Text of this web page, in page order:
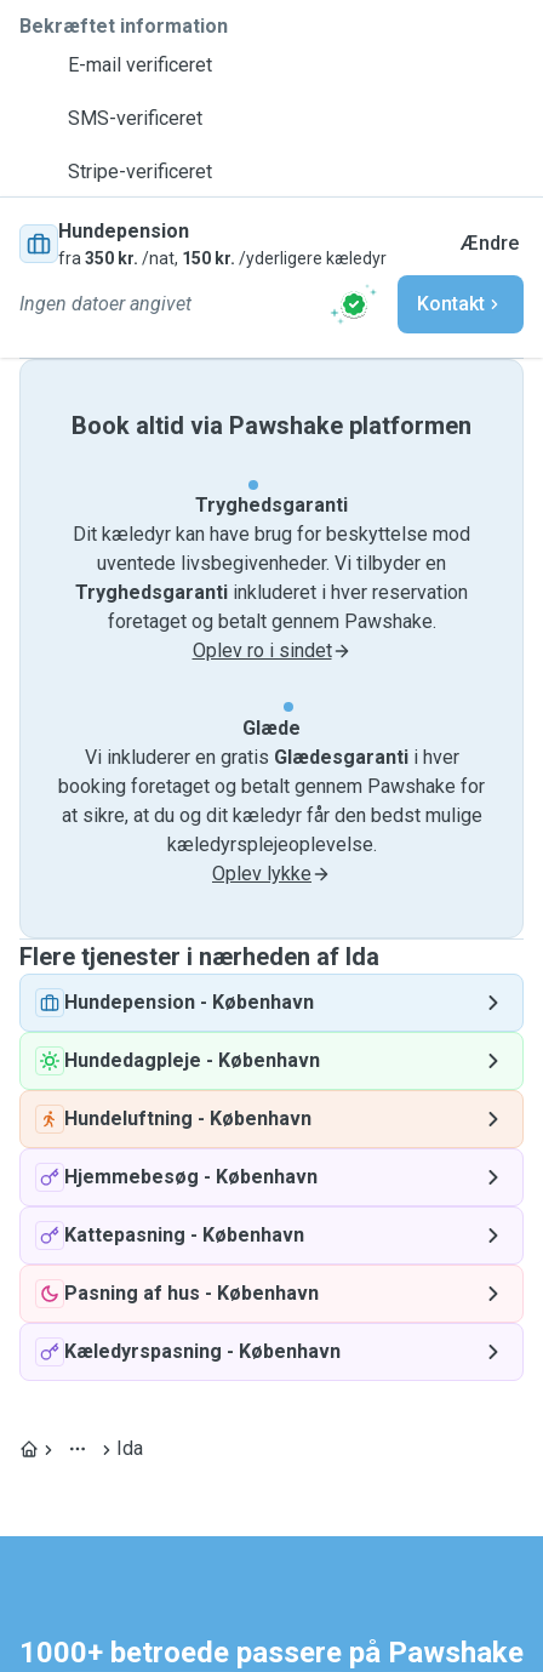
Bekræftet information
E-mail verificeret
SMS-verificeret
Stripe-verificeret
Hundepension
fra 350 kr. /nat, 150 kr. /yderligere kæledyr
Ændre
Ingen datoer angivet Kontakt
Book altid via Pawshake platformen
Tryghedsgaranti
Dit kæledyr kan have brug for beskyttelse mod
uventede livsbegivenheder. Vi tilbyder en
Tryghedsgaranti inkluderet i hver reservation
foretaget og betalt gennem Pawshake.
Oplev ro i sindet
Glæde
Vi inkluderer en gratis Glædesgarantii hver
booking foretaget og betalt gennem Pawshake for
at sikre, at du og dit kæledyr får den bedst mulige
kæledyrsplejeoplevelse.
Oplev lykke
Flere tjenester i nærheden af ​​Ida
Hundepension - København
Hundedagpleje - København
Hundeluftning - København
Hjemmebesøg - København
Kattepasning - København
Pasning af hus - København
Kæledyrspasning - København
Ida
1000+ betroede passere på Pawshake